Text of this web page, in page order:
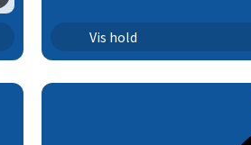
Vis hold
Dressur | 10